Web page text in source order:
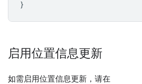
}
启用位置信息更新
如需启用位置信息更新，请在